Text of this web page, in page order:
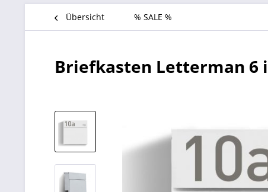
Übersicht % SALE %
Briefkasten Letterman 6